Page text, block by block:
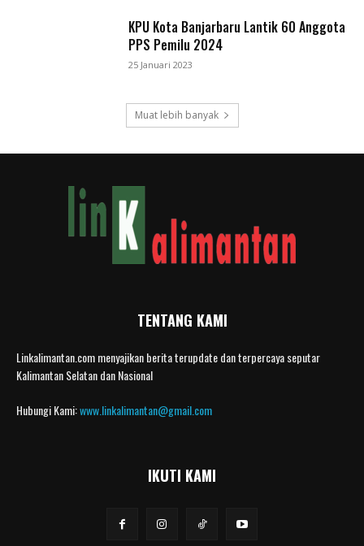
KPU Kota Banjarbaru Lantik 60 Anggota
PPS Pemilu 2024
25 Januari 2023
Muat lebih banyak
TENTANG KAMI
Linkalimantan.com menyajikan berita terupdate dan terpercaya seputar
Kalimantan Selatan dan Nasional
Hubungi Kami:www.linkalimantan@gmail.com
IKUTI KAMI